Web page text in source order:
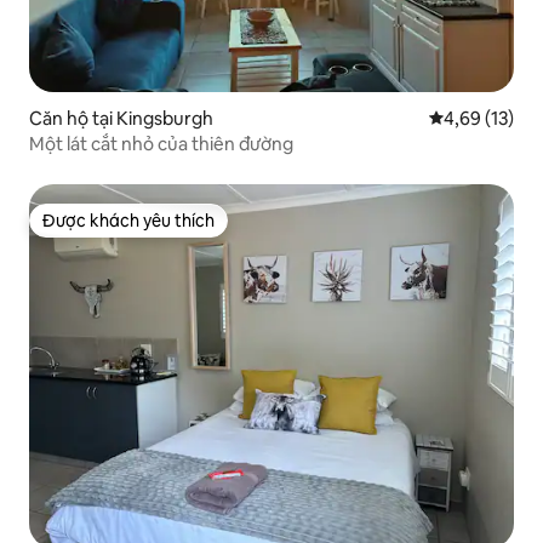
Căn hộ tại Kingsburgh Xếp hạng
4,69 (13)
Một lát cắt nhỏ của thiên đường
Được khách yêu thích
Được khách yêu thích